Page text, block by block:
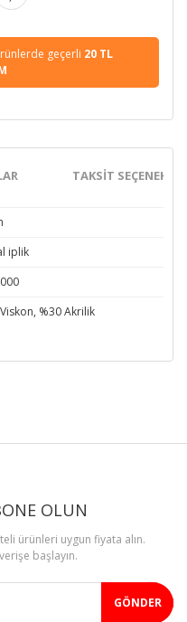
geçerli 20 TL
TAKSIT
iplik
%30 Akrilik
pahalı.
OLUN
ürünleri uygun fiyata alın.
başlayın.
GÖNDER